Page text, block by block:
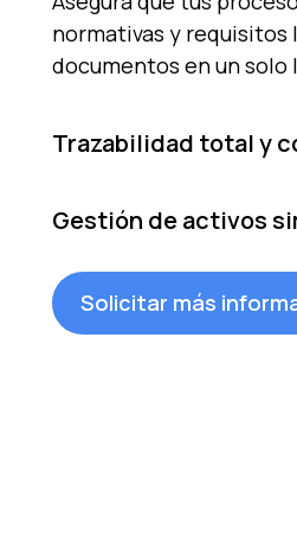
normativas y requisitos
documentos en un solo
Trazabilidad total y
tareas en tiempo real,
Gestión de activos
Organiza tus activos
normativa ISO 55001.
fallos en cascada.
Solicitar más